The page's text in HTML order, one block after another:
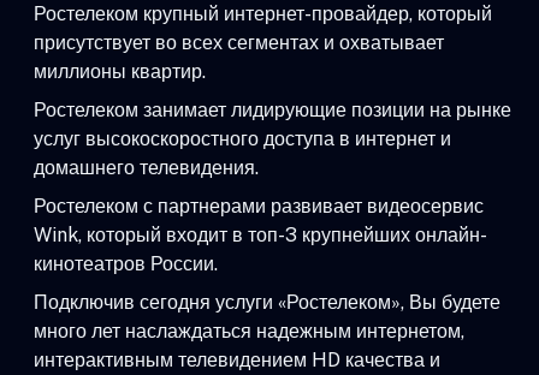
Ростелеком крупный интернет-провайдер, который
присутствует во всех сегментах и охватывает
миллионы квартир.
Ростелеком занимает лидирующие позиции на рынке
услуг высокоскоростного доступа в интернет и
домашнего телевидения.
Ростелеком с партнерами развивает видеосервис
Wink, который входит в топ-3 крупнейших онлайн-
кинотеатров России.
Подключив сегодня услуги «Ростелеком», Вы будете
много лет наслаждаться надежным интернетом,
интерактивным телевидением HD качества и